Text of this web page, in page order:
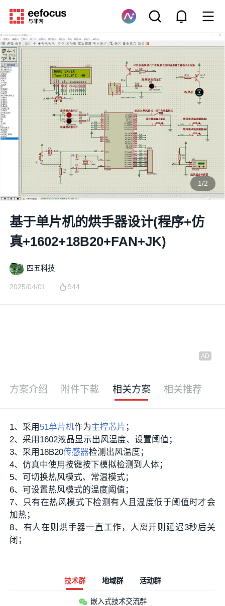
1/2
基于单片机的烘手器设计(程序+仿
真+1602+18B20+FAN+JK)
四五科技
2025/04/01 944
方案介绍 附件下载 相关方案 相关推荐
1、采用 51单片机作为主控芯片 ；
2、采用1602液晶显示出风温度、设置阈值；
3、采用18B20传感器检测出风温度；
4、仿真中使用按键按下模拟检测到人体；
5、可切换热风模式、常温模式；
6、可设置热风模式的温度阈值；
7、只有在热风模式下检测有人且温度低于阈值时才会
加热；
8、有人在则烘手器一直工作，人离开则延迟3秒后关
闭；
技术群 地域群 活动群
嵌入式技术交流群